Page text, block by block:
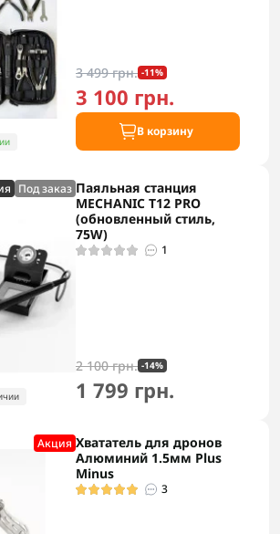
3 499 грн. -11%
3 100 грн.
В корзину
Под заказ Паяльная станция
MECHANIC T12 PRO
(обновленный стиль,
75W)
1
2 100 грн. -14%
1 799 грн.
Акция Хвататель для дронов
Алюминий 1.5мм Plus
Minus
3